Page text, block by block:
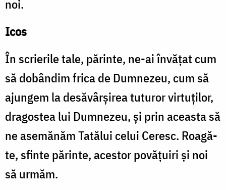
noi.
Icos
În scrierile tale, părinte, ne-ai învățat cum
să dobândim frica de Dumnezeu, cum să
ajungem la desăvârșirea tuturor virtuților,
dragostea lui Dumnezeu, și prin aceasta să
ne asemănăm Tatălui celui Ceresc. Roagă-
te, sfinte părinte, acestor povățuiri și noi
să urmăm.